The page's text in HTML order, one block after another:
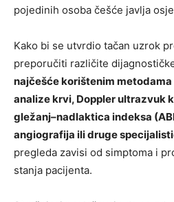
pojedinih osoba češće javlja
Kako bi se utvrdio tačan uzrok
preporučiti različite
najčešće korištenim
analize krvi, Doppler ultrazvuk
gležanj–nadlaktica indeksa
angiografija ili druge
pregleda zavisi od simptoma i
stanja pacijenta.